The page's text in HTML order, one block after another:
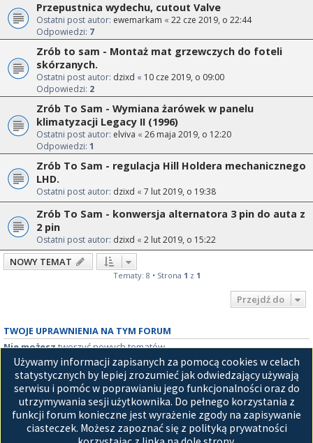
Przepustnica wydechu, cutout Valve
Ostatni post autor: ewemarkam « 22 cze 2019, o 22:44
Odpowiedzi: 7
Zrób to sam - Montaż mat grzewczych do foteli
skórzanych.
Ostatni post autor: dzixd « 10 cze 2019, o 09:00
Odpowiedzi: 2
Zrób To Sam - Wymiana żarówek w panelu
klimatyzacji Legacy II (1996)
Ostatni post autor: elviva « 26 maja 2019, o 12:20
Odpowiedzi: 1
Zrób To Sam - regulacja Hill Holdera mechanicznego
LHD.
Ostatni post autor: dzixd « 7 lut 2019, o 19:38
Zrób To Sam - konwersja alternatora 3 pin do auta z
2 pin
Ostatni post autor: dzixd « 2 lut 2019, o 15:22
NOWY TEMAT
Tematy: 8 • Strona 1 z 1
Przejdź do
TWOJE UPRAWNIENIA NA TYM FORUM
Nie możesztworzyć nowych tematów
Nie możeszodpowiadać w tematach
Nie możeszzmieniać swoich postów
Nie możeszusuwać swoich postów
Nie możesz dodawać załączników
Używamy informacji zapisanych za pomocą cookies w celach
statystycznych by lepiej zrozumieć jak odwiedzający używają
serwisu i pomóc w poprawianiu jego funkcjonalności oraz do
utrzymywania sesji użytkownika. Do pełnego korzystania z
funkcji forum konieczne jest wyrażenie zgody na zapisywanie
ciasteczek. Możesz zapoznać się z polityką prywatności
Strona główna